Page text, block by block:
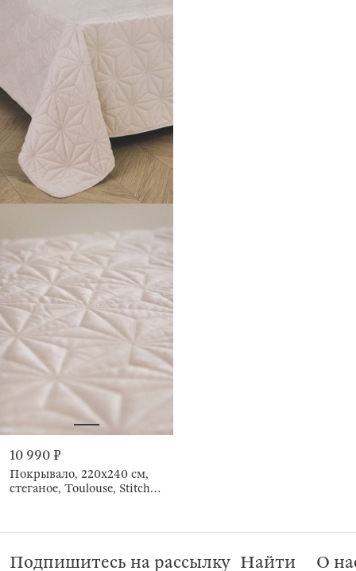
10 990 ₽
Покрывало, 220х240 см,
стеганое, Toulouse, Stitch
Подпишитесь на рассылку Найти О